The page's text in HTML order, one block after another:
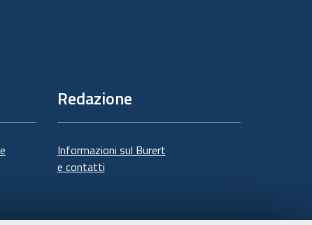
Redazione
Informazioni sul Burert
e contatti